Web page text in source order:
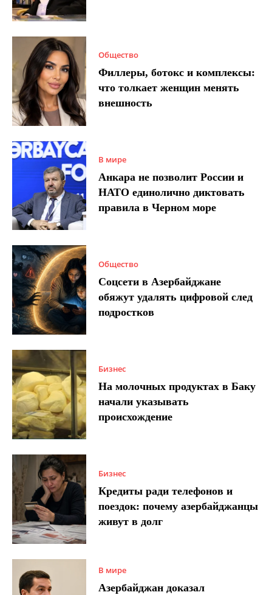
Общество
Филлеры, ботокс и комплексы:
что толкает женщин менять
внешность
В мире
Анкара не позволит России и
НАТО единолично диктовать
правила в Черном море
Общество
Соцсети в Азербайджане
обяжут удалять цифровой след
подростков
Бизнес
На молочных продуктах в Баку
начали указывать
происхождение
Бизнес
Кредиты ради телефонов и
поездок: почему азербайджанцы
живут в долг
В мире
Азербайджан доказал